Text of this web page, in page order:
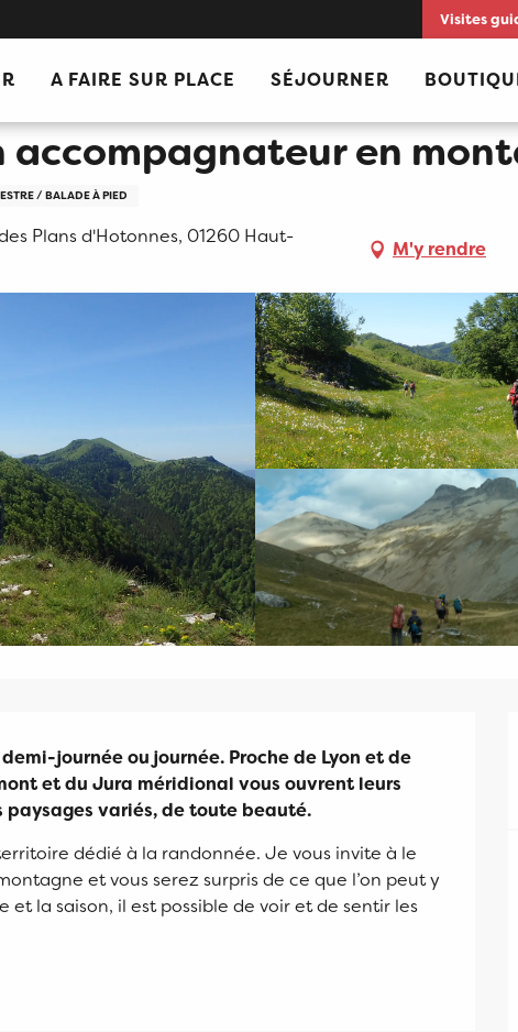
Visites
A FAIRE SUR PLACE SÉJOURNER
montagne
accompagnateur en
/ BALADE À PIED
Plans d'Hotonnes, 01260 Haut-
M'y rendre
journée ou journée. Proche de Lyon et de
et du Jura méridional vous ouvrent leurs
variés, de toute beauté.
dédié à la randonnée. Je vous invite à le
et vous serez surpris de ce que l’on peut y
la saison, il est possible de voir et de sentir les